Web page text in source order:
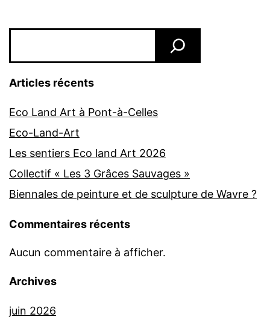
Articles récents
Eco Land Art à Pont-à-Celles
Eco-Land-Art
Les sentiers Eco land Art 2026
Collectif « Les 3 Grâces Sauvages »
Biennales de peinture et de sculpture de Wavre ?
Commentaires récents
Aucun commentaire à afficher.
Archives
juin 2026